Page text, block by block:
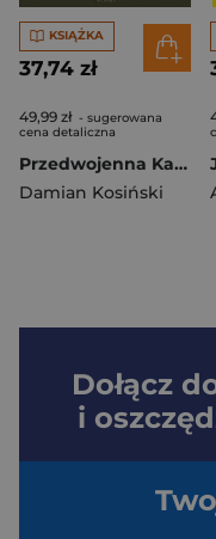
KSIĄŻKA
37,74 zł
49,99 zł - sugerowana
cena detaliczna
Przedwojenna Kawaleria Najpiękniejsze fotografie
Damian Kosiński
Dołącz
i